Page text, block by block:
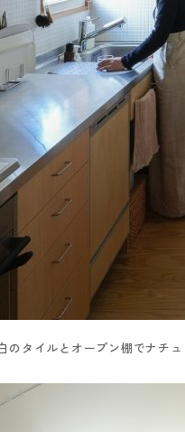
のタイルとオープン棚でナチ